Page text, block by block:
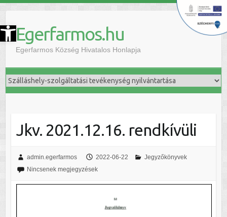
Eszköztár megnyitása Egerfarmos.hu
Egerfarmos Község Hivatalos Honlapja
Jkv. 2021.12.16. rendkívüli
admin.egerfarmos 2022-06-22
Jegyzőkönyvek
Nincsenek megjegyzések